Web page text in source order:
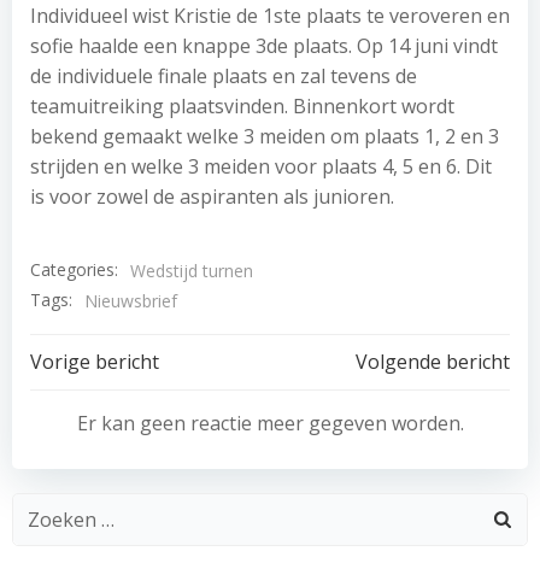
Individueel wist Kristie de 1ste plaats te veroveren en
sofie haalde een knappe 3de plaats. Op 14 juni vindt
de individuele finale plaats en zal tevens de
teamuitreiking plaatsvinden. Binnenkort wordt
bekend gemaakt welke 3 meiden om plaats 1, 2 en 3
strijden en welke 3 meiden voor plaats 4, 5 en 6. Dit
is voor zowel de aspiranten als junioren.
Categories: Wedstijd turnen
Tags:
Nieuwsbrief
Bericht
navigatie
Vorige bericht Bericht
navigatie
Volgende bericht
Er kan geen reactie meer gegeven worden.
Zoeken